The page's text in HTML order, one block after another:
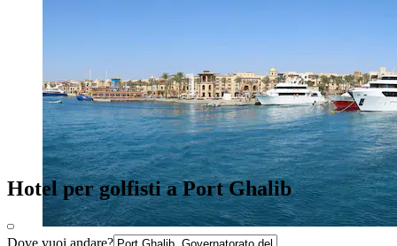
Hotel per golfisti a Port Ghalib
Dove vuoi andare?